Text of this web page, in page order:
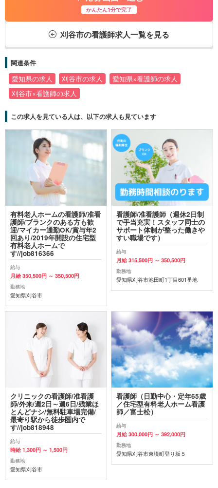
かんたん1分で完了
刈谷市の看護師求人一覧を見る
関連条件
愛知県の求人
刈谷市の求人
愛知県×看護師の求人
刈谷市×看護師の求人
この求人を見ている人は、以下の求人も見ています
有料老人ホームの看護師/准看
護師/ブランクのある方も歓
迎/マイカー通勤OK/賞与年2
回あり/2019年開設の住宅型
有料老人ホームで
す//job816366
給与
月給 350,500円 ～ 350,500円
勤務地
愛知県刈谷市
看護師/准看護師（週休2日制
で手当充実！スタッフ同士の
サポート体制が整った働きや
すい職場です）
給与
月給 315,500円 ～ 350,500円
勤務地
愛知県刈谷市池田町1丁目601番地
クリニックの看護師/准看護
師/外来/週2日～週6日/残業ほ
とんどナシ/無料駐車場完備/
最寄り駅から徒歩圏内で
す//job818948
給与
時給 1,300円 ～ 1,500円
勤務地
愛知県刈谷市
看護師（日勤中心・定年65歳
／住宅型有料老人ホーム看護
師／富士松）
給与
月給 300,000円 ～ 392,000円
勤務地
愛知県刈谷市東境町登り坂５